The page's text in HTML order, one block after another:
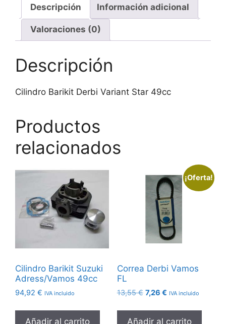
Descripción Información adicional
Valoraciones (0)
Descripción
Cilindro Barikit Derbi Variant Star 49cc
Productos
relacionados
Cilindro Barikit Suzuki
Adress/Vamos 49cc
94,92 € IVA incluido
Añadir al carrito
¡Oferta!
Correa Derbi Vamos
FL
13,55€ El
original
7,26 €El
actual
IVA incluido
Añadir al carrito